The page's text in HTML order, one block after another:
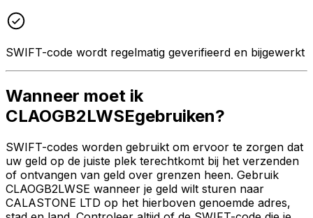
SWIFT-code wordt regelmatig geverifieerd en bijgewerkt
Wanneer moet ik
CLAOGB2LWSEgebruiken?
SWIFT-codes worden gebruikt om ervoor te zorgen dat
uw geld op de juiste plek terechtkomt bij het verzenden
of ontvangen van geld over grenzen heen. Gebruik
CLAOGB2LWSE wanneer je geld wilt sturen naar
CALASTONE LTD op het hierboven genoemde adres,